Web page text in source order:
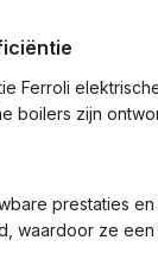
Ferroli
boilers zijn
prestaties
waardoor ze